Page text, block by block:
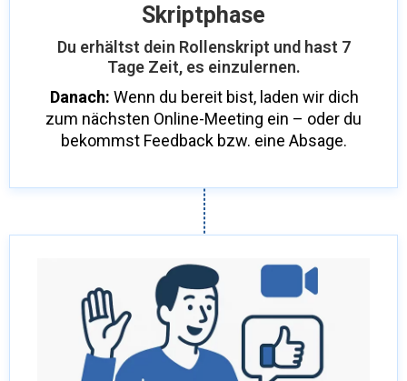
Skriptphase
Du erhältst dein Rollenskript und hast 7
Tage Zeit, es einzulernen.
Danach: Wenn du bereit bist, laden wir dich
zum nächsten Online-Meeting ein – oder du
bekommst Feedback bzw. eine Absage.